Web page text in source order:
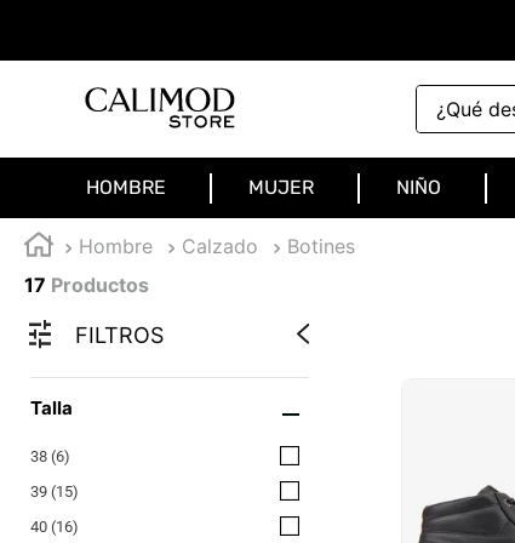
¿Qué
HOMBRE MUJER NIÑO
Hombre Calzado
Botines
17 Productos
FILTROS
Talla
38 (6)
39 (15)
40 (16)